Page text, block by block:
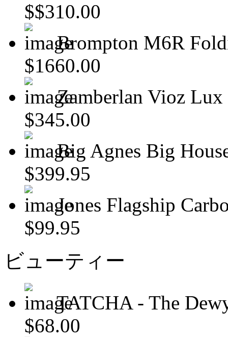
$$310.00
Brompton M6R
$1660.00
Zamberlan Vioz
$345.00
Big Agnes Big
$399.95
Jones Flagship
$99.95
ビューティー
TATCHA - The
$68.00